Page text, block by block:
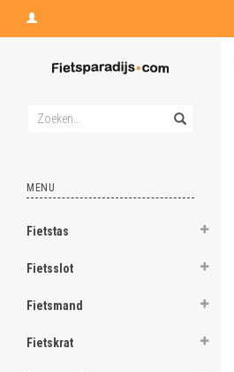
MENU
Fietstas
Fietsslot
Fietsmand
Fietskrat